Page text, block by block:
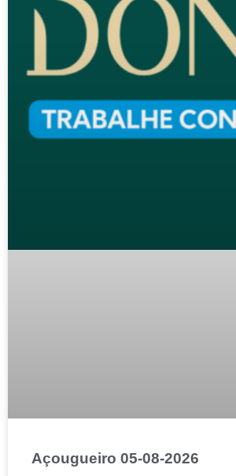
Açougueiro 05-08-2026